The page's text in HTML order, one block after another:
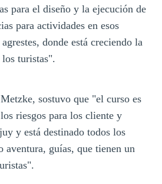
para el diseño y la ejecución de
para actividades en esos
donde está creciendo la
los turistas".
sostuvo que "el curso es
riesgos para los cliente y
y está destinado todos los
aventura, guías, que tienen un